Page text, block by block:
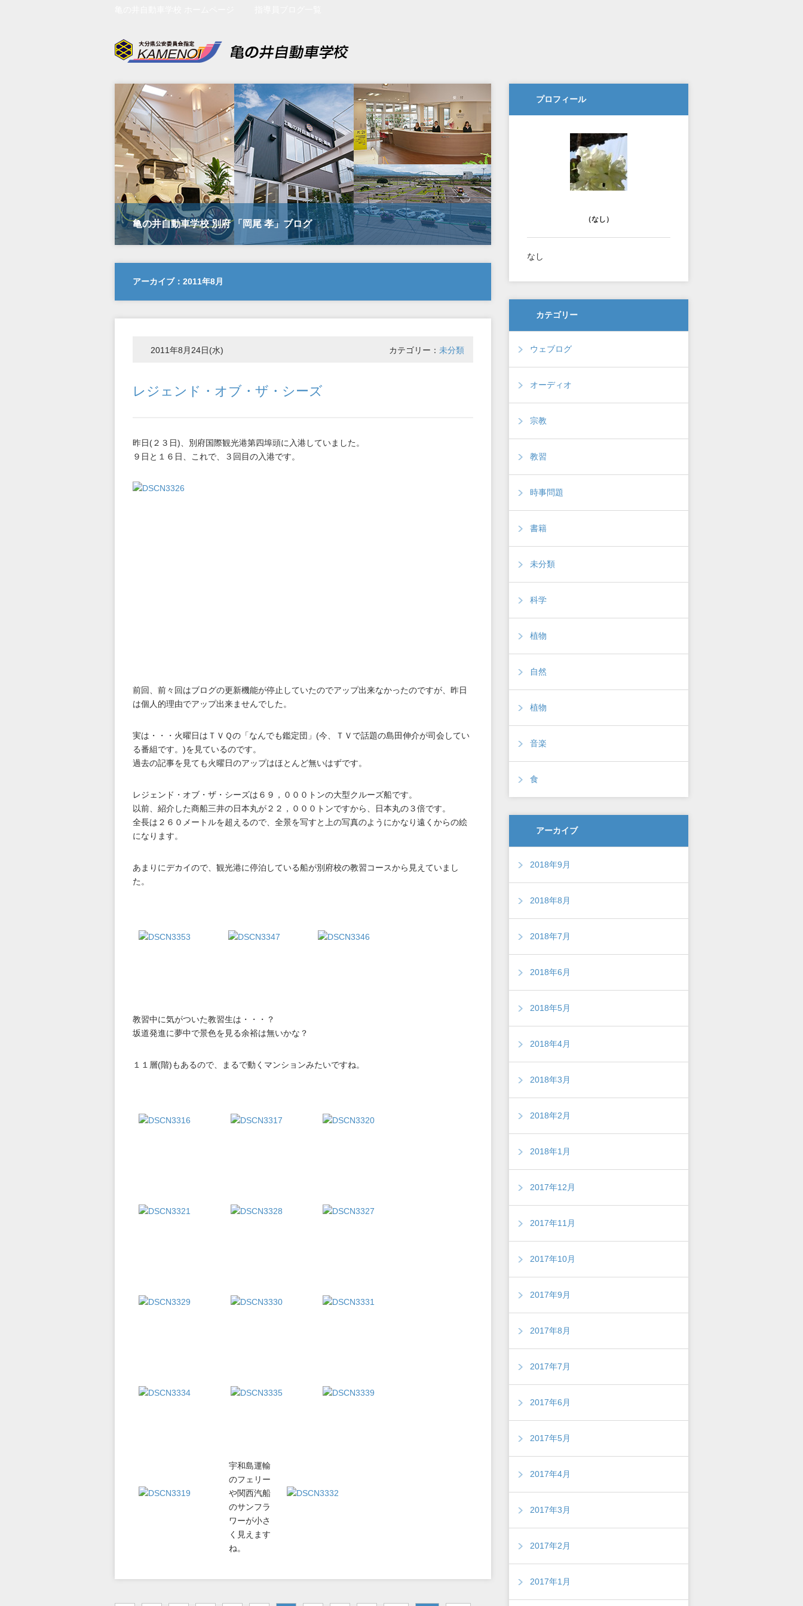
亀の井自動車学校 別府 「岡尾 孝」ブログ
アーカイブ：2011年8月
2011年8月24日(水) カテゴリー： 未分類
レジェンド・オブ・ザ・シーズ
昨日(２３日)、別府国際観光港第四埠頭に入港していました。
９日と１６日、これで、３回目の入港です。
前回、前々回はブログの更新機能が停止していたのでアップ出来なかったのですが、昨日
は個人的理由でアップ出来ませんでした。
実は・・・火曜日はＴＶＱの「なんでも鑑定団」(今、ＴＶで話題の島田伸介が司会してい
る番組です。)を見ているのです。
過去の記事を見ても火曜日のアップはほとんど無いはずです。
レジェンド・オブ・ザ・シーズは６９，０００トンの大型クルーズ船です。
以前、紹介した商船三井の日本丸が２２，０００トンですから、日本丸の３倍です。
全長は２６０メートルを超えるので、全景を写すと上の写真のようにかなり遠くからの絵
になります。
あまりにデカイので、観光港に停泊している船が別府校の教習コースから見えていまし
た。
教習中に気がついた教習生は・・・？
坂道発進に夢中で景色を見る余裕は無いかな？
１１層(階)もあるので、まるで動くマンションみたいですね。
宇和島運輸
のフェリー
や関西汽船
のサンフラ
ワーが小さ
く見えます
ね。
プロフィール
（なし）
なし
カテゴリー
ウェブログ
オーディオ
宗教
教習
時事問題
書籍
未分類
科学
植物
自然
植物
音楽
食
アーカイブ
2018年9月
2018年8月
2018年7月
2018年6月
2018年5月
2018年4月
2018年3月
2018年2月
2018年1月
2017年12月
2017年11月
2017年10月
2017年9月
2017年8月
2017年7月
2017年6月
2017年5月
2017年4月
2017年3月
2017年2月
2017年1月